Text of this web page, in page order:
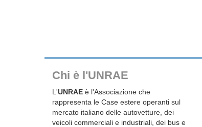
Chi è l'UNRAE
L'UNRAE è l'Associazione che
rappresenta le Case estere operanti sul
mercato italiano delle autovetture, dei
veicoli commerciali e industriali, dei bus e